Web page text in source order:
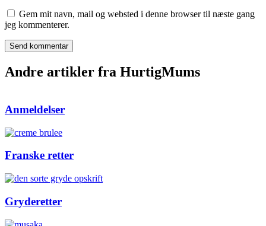
Gem mit navn, mail og websted i denne browser til næste gang
jeg kommenterer.
Andre artikler fra HurtigMums
Anmeldelser
Franske retter
Gryderetter